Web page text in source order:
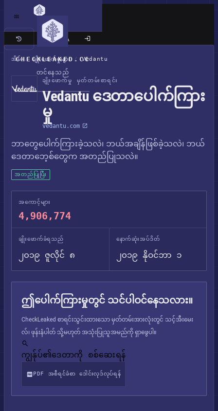
CHECKLEAKED.CC
တင်နေသည်
ကလက်စစ် ဆိုက်
အိမ် / ချိုးဖောက်မှုများ / Vedantu
ချိုးဖောက်မှု မှတ်တမ်းစာရင်း
Vedantu ဒေတာပေါက်ကြား
မှု
vedantu.com
ဘာတွေပေါက်ကြားခဲ့သလဲ၊ ဘယ်အချိန်ဖြစ်ခဲ့သလဲ၊ ဘယ်
ဒေတာဘေ့စ်တွေက အတည်ပြုသလဲ။
အတည်ပြုပြီး
အကောင့်များ
4,906,774
ချိုးဖောက်ခံရသည်
၂၀၁၉ ဇူလိုင် ၈
နောက်ဆုံးအပ်ဒိတ်
၂၀၁၉ နိုဝင်ဘာ ၁
ဤပေါက်ကြားမှုတွင် သင်ပါဝင်နေသလား။
CheckLeaked စာရင်းသွင်းထားသော မှတ်တမ်းအားလုံးတွင် သင့်အီးမေး
လ်၊ ဖုန်းနံပါတ် သို့မဟုတ် အသုံးပြုသူအမည်ကို ရှာဖွေပါ။
ကျွန်ုပ်၏ဒေတာကို စစ်ဆေးရန်
PDF အစီရင်ခံစာ ဒေါင်းလုဒ်လုပ်ရန်